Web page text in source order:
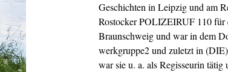
Geschichten in Leipzig und am
Rostocker POLIZEIRUF 110 für
Braunschweig und war in dem
werkgruppe2 und zuletzt in
war sie u. a. als Regisseurin